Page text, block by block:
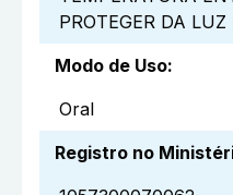
PROTEGER DA
Modo de Uso:
Oral
Registro no